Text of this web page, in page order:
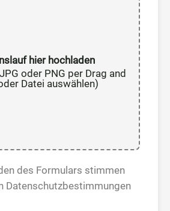
hier hochladen
oder PNG per Drag and
Datei auswählen)
des Formulars stimmen
Datenschutzbestimmungen